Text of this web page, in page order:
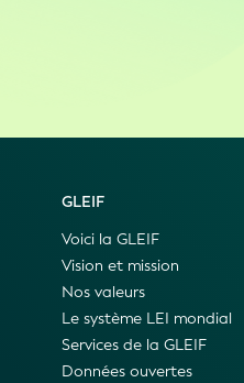
GLEIF
Voici la GLEIF
Vision et mission
Nos valeurs
Le système LEI mondial
Services de la GLEIF
Données ouvertes